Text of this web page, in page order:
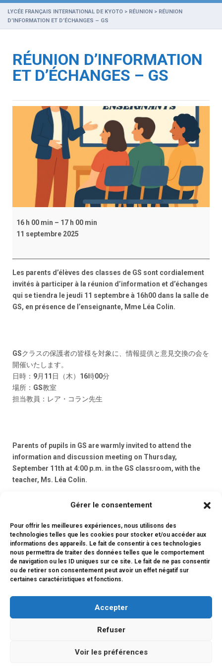
Gérer le consentement
Pour offrir les meilleures expériences, nous utilisons des
technologies telles que les cookies pour stocker et/ou accéder aux
informations des appareils. Le fait de consentir à ces technologies
nous permettra de traiter des données telles que le comportement
de navigation ou les ID uniques sur ce site. Le fait de ne pas consentir
ou de retirer son consentement peut avoir un effet négatif sur
certaines caractéristiques et fonctions.
Accepter
Refuser
Voir les préférences
LYCÉE FRANÇAIS INTERNATIONAL DE KYOTO > RÉUNION > RÉUNION
D’INFORMATION ET D’ÉCHANGES – GS
RÉUNION D’INFORMATION
ET D’ÉCHANGES – GS
16 h 00 min – 17 h 00 min
11 septembre 2025
Les parents d’élèves des classes de GS sont cordialement
invités à participer à la réunion d’information et d’échanges
qui se tiendra le jeudi 11 septembre à 16h00 dans la salle de
GS, en présence de l’enseignante, Mme Léa Colin.
GSクラスの保護者の皆様を対象に、情報提供と意見交換の会を
開催いたします。
日時：9月11日（木）16時00分
場所：GS教室
担当教員：レア・コラン先生
Parents of pupils in GS are warmly invited to attend the
information and discussion meeting on Thursday,
September 11th at 4:00 p.m. in the GS classroom, with the
teacher, Ms. Léa Colin.
Google
Voir le calendrier complet
Copyright © 2026 LFI KYOTO